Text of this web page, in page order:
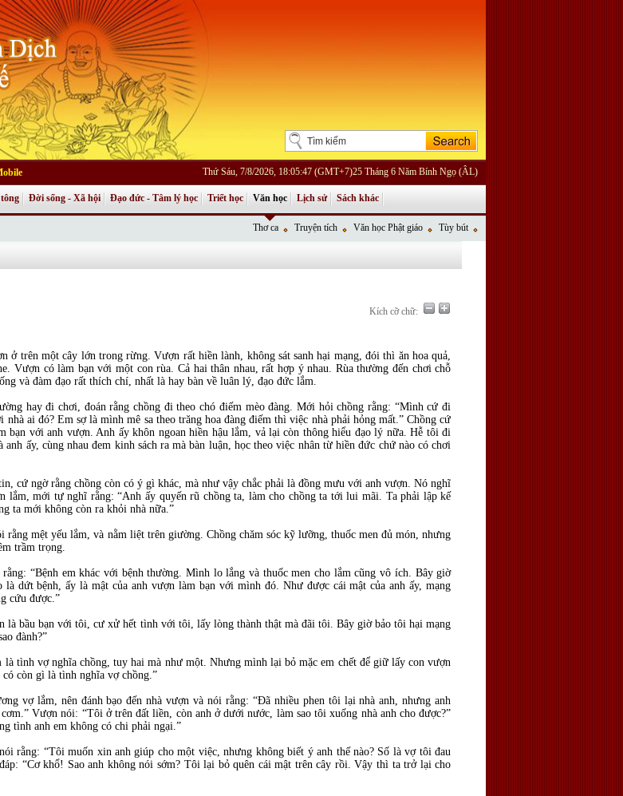
Thứ Sáu, 7/8/2026, 18:05:47 (GMT+7)25 Tháng 6 Năm Bính Ngọ (ÂL)
Đời sống - Xã hội Đạo đức - Tâm lý học Triết học Văn học
Thơ ca Truyện tích Văn học Phật giáo
Tùy bút
Lịch sử Sách khác
Kích cỡ chữ:
ở trên một cây lớn trong rừng. Vượn rất hiền lành, không sát sanh hại mạng, đói thì ăn hoa quả,
Vượn có làm bạn với một con rùa. Cả hai thân nhau, rất hợp ý nhau. Rùa thường đến chơi chỗ
và đàm đạo rất thích chí, nhất là hay bàn về luân lý, đạo đức lắm.
hay đi chơi, đoán rằng chồng đi theo chó điếm mèo đàng. Mới hỏi chồng rằng: “Mình cứ đi
ai đó? Em sợ là mình mê sa theo trăng hoa đàng điếm thì việc nhà phải hỏng mất.” Chồng cứ
bạn với anh vượn. Anh ấy khôn ngoan hiền hậu lắm, vả lại còn thông hiểu đạo lý nữa. Hễ tôi đi
anh ấy, cùng nhau đem kinh sách ra mà bàn luận, học theo việc nhân từ hiền đức chứ nào có chơi
cứ ngờ rằng chồng còn có ý gì khác, mà như vậy chắc phải là đồng mưu với anh vượn. Nó nghĩ
lắm, mới tự nghĩ rằng: “Anh ấy quyến rũ chồng ta, làm cho chồng ta tới lui mãi. Ta phải lập kế
ta mới không còn ra khỏi nhà nữa.”
rằng mệt yếu lắm, và nằm liệt trên giường. Chồng chăm sóc kỹ lưỡng, thuốc men đủ món, nhưng
trầm trọng.
“Bệnh em khác với bệnh thường. Mình lo lắng và thuốc men cho lắm cũng vô ích. Bây giờ
là dứt bệnh, ấy là mật của anh vượn làm bạn với mình đó. Như được cái mật của anh ấy, mạng
cứu được.”
là bầu bạn với tôi, cư xử hết tình với tôi, lấy lòng thành thật mà đãi tôi. Bây giờ bảo tôi hại mạng
đành?”
tình vợ nghĩa chồng, tuy hai mà như một. Nhưng mình lại bỏ mặc em chết để giữ lấy con vượn
còn gì là tình nghĩa vợ chồng.”
vợ lắm, nên đánh bạo đến nhà vượn và nói rằng: “Đã nhiều phen tôi lại nhà anh, nhưng anh
Vượn nói: “Tôi ở trên đất liền, còn anh ở dưới nước, làm sao tôi xuống nhà anh cho được?”
tình anh em không có chi phải ngại.”
rằng: “Tôi muốn xin anh giúp cho một việc, nhưng không biết ý anh thế nào? Số là vợ tôi đau
“Cơ khổ! Sao anh không nói sớm? Tôi lại bỏ quên cái mật trên cây rồi. Vậy thì ta trở lại cho